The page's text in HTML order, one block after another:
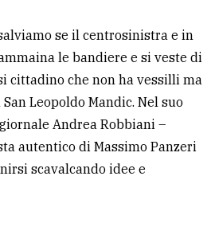
se il centrosinistra e in
le bandiere e si veste di
cittadino che non ha vessilli ma
Leopoldo Mandic. Nel suo
Andrea Robbiani –
autentico di Massimo Panzeri
scavalcando idee e